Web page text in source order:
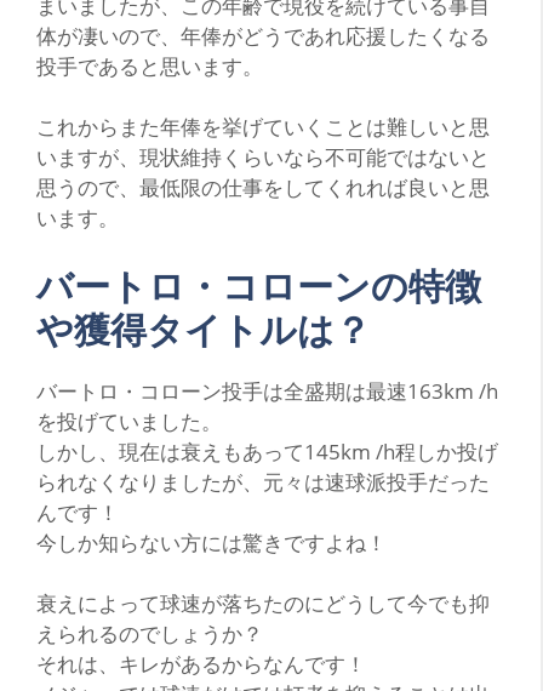
体が凄いので、年俸がどうであれ応援したくなる
投手であると思います。
これからまた年俸を挙げていくことは難しいと思
いますが、現状維持くらいなら不可能ではないと
思うので、最低限の仕事をしてくれれば良いと思
います。
バートロ・コローンの特徴
や獲得タイトルは？
バートロ・コローン投手は全盛期は最速163km /h
を投げていました。
しかし、現在は衰えもあって145km /h程しか投げ
られなくなりましたが、元々は速球派投手だった
んです！
今しか知らない方には驚きですよね！
衰えによって球速が落ちたのにどうして今でも抑
えられるのでしょうか？
それは、キレがあるからなんです！